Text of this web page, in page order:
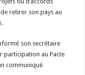
retirer son pays au
son secrétaire
participation au Pacte
communiqué